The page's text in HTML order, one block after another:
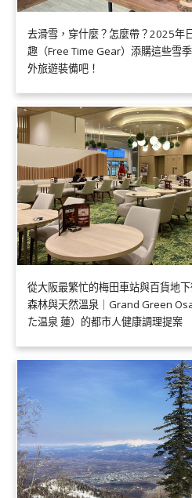
去滑雪，穿什麼？怎麼帶？2025年
趣（Free Time Gear）添購這些雪
外旅遊裝備吧！
從大阪最繁忙的梅田車站與百貨地
森林與天然溫泉｜Grand Green
た温泉 蓮）的都市人健康調理提案